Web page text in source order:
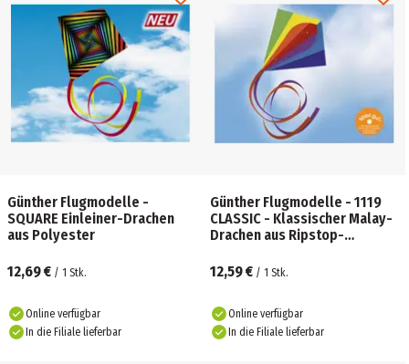
Günther Flugmodelle -
SQUARE Einleiner-Drachen
aus Polyester
12,69 € / 1 Stk.
Online verfügbar
In die Filiale lieferbar
Günther Flugmodelle - 1119
CLASSIC - Klassischer Malay-
Drachen aus Ripstop-
12,59 € / 1 Stk.
Online verfügbar
In die Filiale lieferbar